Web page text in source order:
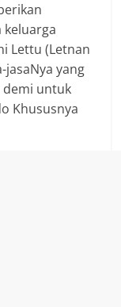
keluarga
Lettu (Letnan
yang
untuk
Khususnya